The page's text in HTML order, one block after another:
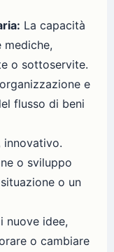
La capacità
mediche,
o sottoservite.
e
flusso di beni
innovativo.
o sviluppo
o un
nuove idee,
o cambiare